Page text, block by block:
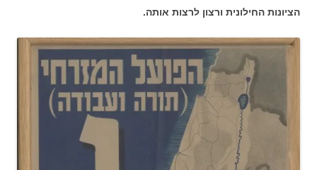
הציונות החילונית ורצון לרצות אותה.